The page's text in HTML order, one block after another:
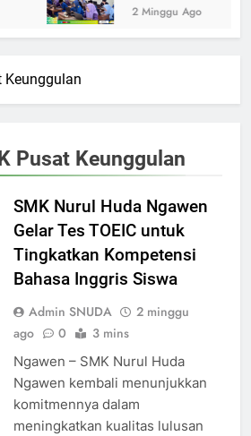
2 Minggu Ago
Keunggulan
Pusat Keunggulan
SMK Nurul Huda Ngawen
Gelar Tes TOEIC untuk
Tingkatkan Kompetensi
Bahasa Inggris Siswa
Admin SNUDA
2 minggu
ago
0 3 mins
Ngawen – SMK Nurul Huda
Ngawen kembali menunjukkan
komitmennya dalam
meningkatkan kualitas lulusan